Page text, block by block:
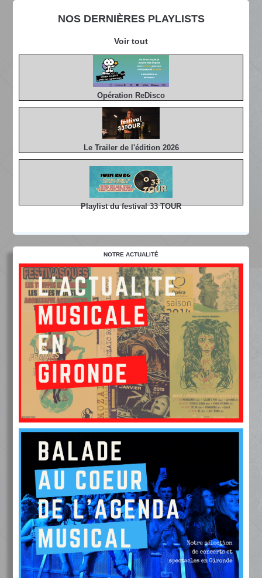
NOS DERNIÈRES PLAYLISTS
Voir tout
Opération ReDisco
Le Trailer de l'édition 2026
Playlist du festival 33 TOUR
NOTRE ACTUALITÉ